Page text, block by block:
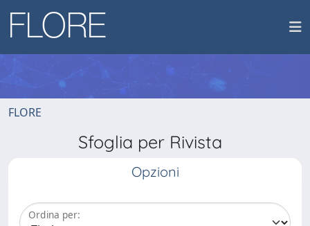
FLORE
Sfoglia per Rivista
Opzioni
Ordina per: